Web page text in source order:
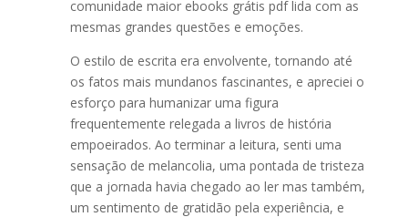
comunidade maior ebooks grátis pdf lida com as
mesmas grandes questões e emoções.
O estilo de escrita era envolvente, tornando até
os fatos mais mundanos fascinantes, e apreciei o
esforço para humanizar uma figura
frequentemente relegada a livros de história
empoeirados. Ao terminar a leitura, senti uma
sensação de melancolia, uma pontada de tristeza
que a jornada havia chegado ao ler mas também,
um sentimento de gratidão pela experiência, e